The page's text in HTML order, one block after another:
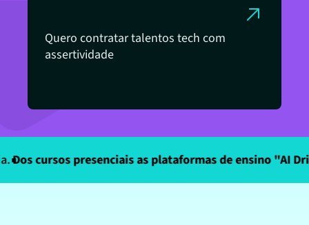
Quero contratar talentos tech com
assertividade
Dos cursos presenciais as plataformas de ensino "AI